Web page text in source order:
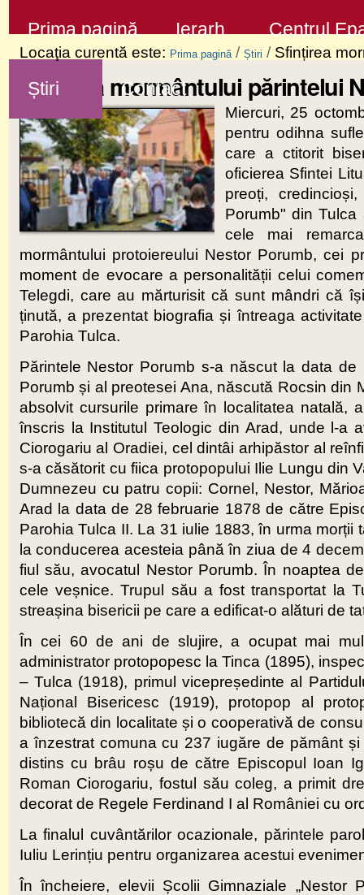
la
conţinut
Sari
la
navigare
Prima pagină Ierarh Centrul
Știri Contact
Locaţia curentă este: Prima pagină / Știri / Sfințirea
Sfințirea mormântului părintelui
Miercuri, 25
pentru odihna
care a ctitorit
oficierea Sfintei
preoți,
Porumb" din
cele mai
mormântului protoiereului Nestor Porumb, cei
moment de evocare a personalității celui
Telegdi, care au mărturisit că sunt mândri că
ținută, a prezentat biografia și întreaga
Parohia Tulca.
Părintele Nestor Porumb s-a născut la data
Porumb și al preotesei Ana, născută Rocsin din
absolvit cursurile primare în localitatea
înscris la Institutul Teologic din Arad, unde l-a
Ciorogariu al Oradiei, cel dintâi arhipăstor al
s-a căsătorit cu fiica protopopului Ilie Lungu din
Dumnezeu cu patru copii: Cornel, Nestor,
Arad la data de 28 februarie 1878 de către
Parohia Tulca II. La 31 iulie 1883, în urma
la conducerea acesteia până în ziua de 4
fiul său, avocatul Nestor Porumb. În noaptea
cele veșnice. Trupul său a fost transportat la
streașina bisericii pe care a edificat-o alături de
În cei 60 de ani de slujire, a ocupat mai
administrator protopopesc la Tinca (1895),
– Tulca (1918), primul vicepreședinte al
Național Bisericesc (1919), protopop al
bibliotecă din localitate și o cooperativă de
a înzestrat comuna cu 237 iugăre de pământ
distins cu brâu roșu de către Episcopul Ioan
Roman Ciorogariu, fostul său coleg, a primit
decorat de Regele Ferdinand I al României cu
La finalul cuvântărilor ocazionale, părintele
Iuliu Lerințiu pentru organizarea acestui
În încheiere, elevii Școlii Gimnaziale „Nestor